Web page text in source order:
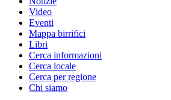
Video
Eventi
Mappa birrifici
Libri
Cerca informazioni
Cerca locale
Cerca per regione
Chi siamo